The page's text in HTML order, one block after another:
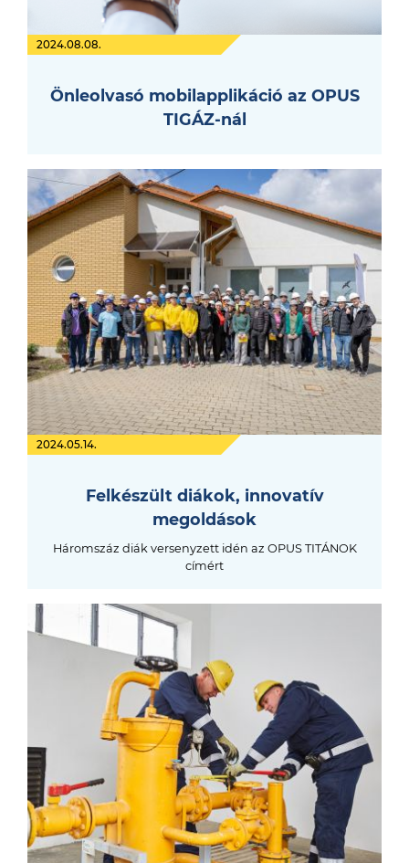
2024.08.08.
Önleolvasó mobilapplikáció az OPUS
TIGÁZ-nál
2024.05.14.
Felkészült diákok, innovatív
megoldások
Háromszáz diák versenyzett idén az OPUS TITÁNOK
címért